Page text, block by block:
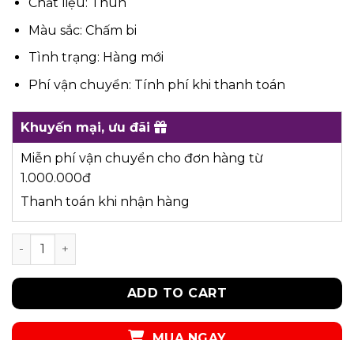
Màu sắc: Chấm bi
Tình trạng: Hàng mới
Phí vận chuyển: Tính phí khi thanh toán
Khuyến mại, ưu đãi
Miễn phí vận chuyển cho đơn hàng từ
1.000.000đ
Thanh toán khi nhận hàng
UKID121 - QUẦN SHORTS quantity
ADD TO CART